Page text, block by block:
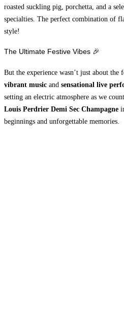
roasted suckling pig, porchetta, and a
specialties. The perfect combination of
style!
The Ultimate Festive Vibes 🎉
But the experience wasn’t just about the
vibrant music and sensational live
setting an electric atmosphere as we
Louis Perdrier Demi Sec Champagne
beginnings and unforgettable memories.